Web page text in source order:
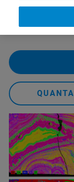
といった微量元
な情報により、
起源をより深く